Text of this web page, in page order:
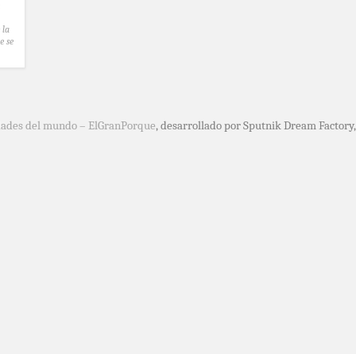
la
se
del mundo – ElGranPorque, desarrollado por Sputnik Dream